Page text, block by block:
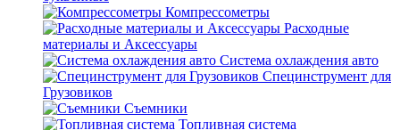
Компрессометры
Расходные
материалы и Аксессуары
Система охлаждения авто
Специнструмент для
Грузовиков
Съемники
Топливная система